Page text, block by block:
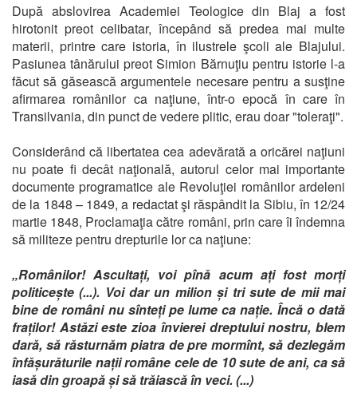
După abslovirea Academiei Teologice din Blaj a fost
hirotonit preot celibatar, începând să predea mai multe
materii, printre care istoria, în ilustrele şcoli ale Blajului.
Pasiunea tânărului preot Simion Bărnuţiu pentru istorie l-a
făcut să găsească argumentele necesare pentru a susţine
afirmarea românilor ca naţiune, într-o epocă în care în
Transilvania, din punct de vedere plitic, erau doar "toleraţi".
Considerând că libertatea cea adevărată a oricărei naţiuni
nu poate fi decât naţională, autorul celor mai importante
documente programatice ale Revoluţiei românilor ardeleni
de la 1848 – 1849, a redactat şi răspândit la Sibiu, în 12/24
martie 1848, Proclamaţia către români, prin care îi îndemna
să militeze pentru drepturile lor ca naţiune:
„Românilor! Ascultați, voi pînă acum ați fost morți
politicește (...). Voi dar un milion și tri sute de mii mai
bine de români nu sînteți pe lume ca nație. Încă o dată
fraților! Astăzi este zioa învierei dreptului nostru, blem
dară, să răsturnăm piatra de pre mormînt, să dezlegăm
înfășurăturile nații române cele de 10 sute de ani, ca să
iasă din groapă și să trăiască în veci. (...)